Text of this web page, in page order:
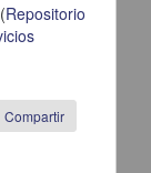
(Repositorio
Compartir